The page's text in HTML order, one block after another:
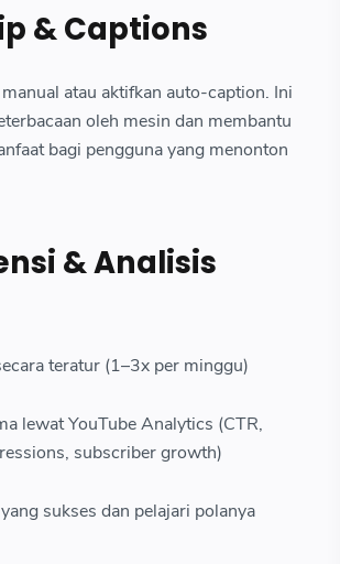
& Captions
atau aktifkan auto-caption. Ini
oleh mesin dan membantu
bagi pengguna yang menonton
& Analisis
teratur (1–3x per minggu)
lewat YouTube Analytics (CTR,
subscriber growth)
sukses dan pelajari polanya